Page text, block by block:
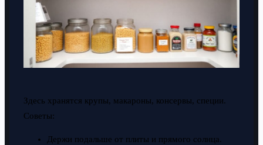
Здесь хранятся крупы, макароны, консервы, специи.
Советы:
Держи подальше от плиты и прямого солнца.